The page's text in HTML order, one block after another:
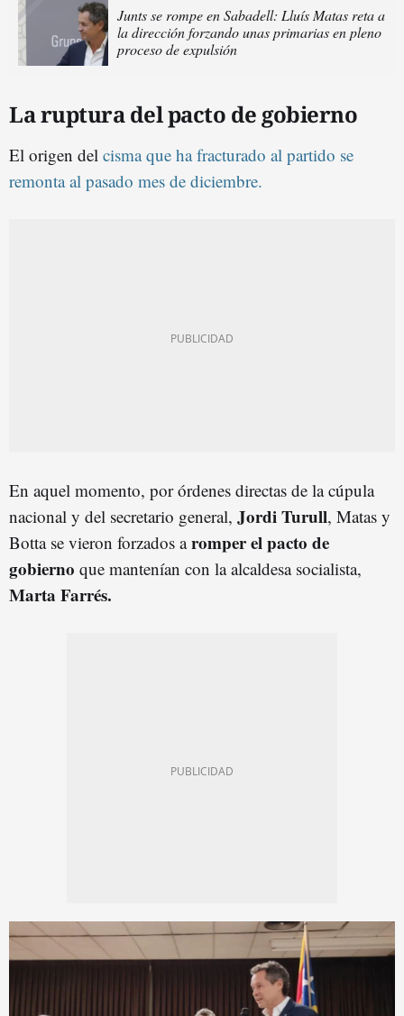
Junts se rompe en Sabadell: Lluís Matas reta a
la dirección forzando unas primarias en pleno
proceso de expulsión
La ruptura del pacto de gobierno
El origen del cisma que ha fracturado al partido se
remonta al pasado mes de diciembre.
En aquel momento, por órdenes directas de la cúpula
nacional y del secretario general, Jordi Turull, Matas y
Botta se vieron forzados aromper el pacto de
gobierno que mantenían con la alcaldesa socialista,
Marta Farrés.